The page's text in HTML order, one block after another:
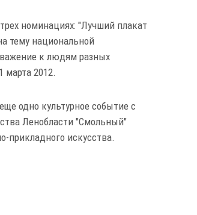
номинациях: "Лучший плакат
тему национальной
к людям разных
марта 2012.
одно культурное событие с
Ленобласти "Смольный"
прикладного искусства.